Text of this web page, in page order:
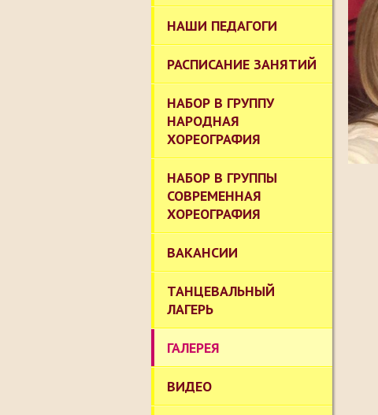
НАШИ ПЕДАГОГИ
РАСПИСАНИЕ ЗАНЯТИЙ
НАБОР В ГРУППУ
НАРОДНАЯ
ХОРЕОГРАФИЯ
НАБОР В ГРУППЫ
СОВРЕМЕННАЯ
ХОРЕОГРАФИЯ
ВАКАНСИИ
ТАНЦЕВАЛЬНЫЙ
ЛАГЕРЬ
ГАЛЕРЕЯ
ВИДЕО